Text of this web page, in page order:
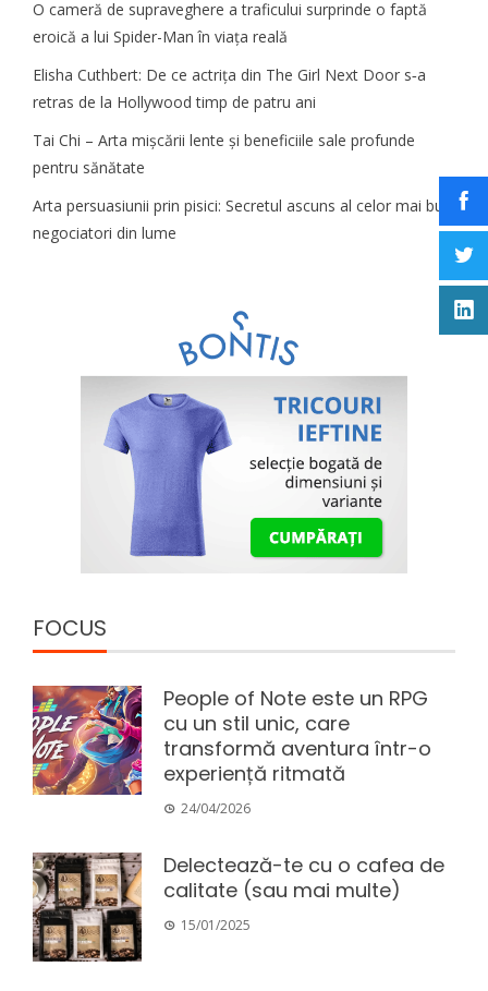
O cameră de supraveghere a traficului surprinde o faptă
eroică a lui Spider-Man în viața reală
Elisha Cuthbert: De ce actrița din The Girl Next Door s‑a
retras de la Hollywood timp de patru ani
Tai Chi – Arta mișcării lente și beneficiile sale profunde
pentru sănătate
Arta persuasiunii prin pisici: Secretul ascuns al celor mai buni
negociatori din lume
FOCUS
People of Note este un RPG
cu un stil unic, care
transformă aventura într-o
experiență ritmată
24/04/2026
Delectează-te cu o cafea de
calitate (sau mai multe)
15/01/2025